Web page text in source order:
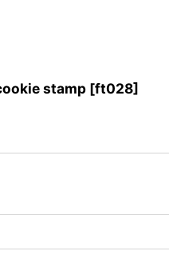
stamp [ft028]